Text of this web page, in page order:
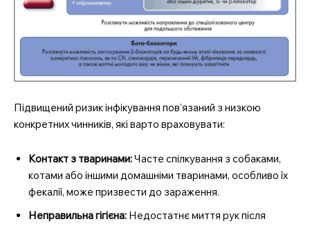
Підвищений ризик інфікування пов’язаний з низкою
конкретних чинників, які варто враховувати:
Контакт з тваринами:Часте спілкування з собаками,
котами або іншими домашніми тваринами, особливо їх
фекалії, може призвести до зараження.
Неправильна гігієна: Недостатнє миття рук після